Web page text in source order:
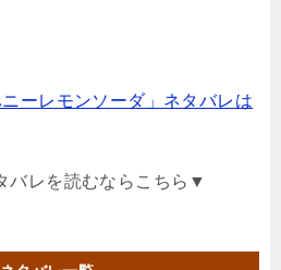
ニーレモンソーダ」ネタバレは
バレを読むならこちら▼